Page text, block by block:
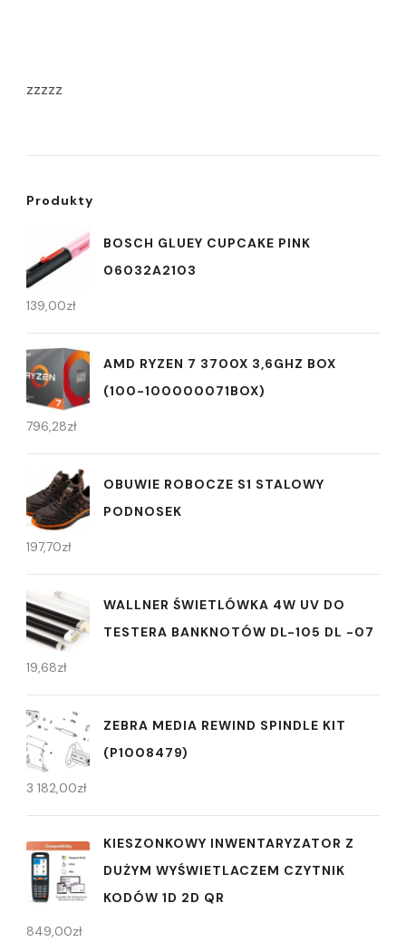
zzzzz
Produkty
BOSCH GLUEY CUPCAKE PINK
06032A2103
139,00zł
AMD RYZEN 7 3700X 3,6GHZ BOX
(100-100000071BOX)
796,28zł
OBUWIE ROBOCZE S1 STALOWY
PODNOSEK
197,70zł
WALLNER ŚWIETLÓWKA 4W UV DO
TESTERA BANKNOTÓW DL-105 DL -07
19,68zł
ZEBRA MEDIA REWIND SPINDLE KIT
(P1008479)
3 182,00zł
KIESZONKOWY INWENTARYZATOR Z
DUŻYM WYŚWIETLACZEM CZYTNIK
KODÓW 1D 2D QR
849,00zł